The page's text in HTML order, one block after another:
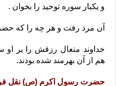
و یکبار سوره توحید را بخوان .
آن مرد رفت و هر چه را که
خداوند متعال رزقش را بر او
هم از آن بهرمند شده بودند.
حضرت رسول اکرم (ص) نقل